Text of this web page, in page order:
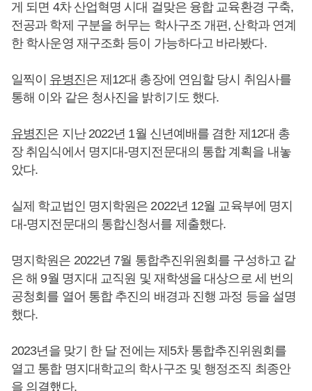
게 되면 4차 산업혁명 시대 걸맞은 융합 교육환경 구축,
전공과 학제 구분을 허무는 학사구조 개편, 산학과 연계
한 학사운영 재구조화 등이 가능하다고 바라봤다.
일찍이 유병진은 제12대 총장에 연임할 당시 취임사를
통해 이와 같은 청사진을 밝히기도 했다.
유병진은 지난 2022년 1월 신년예배를 겸한 제12대 총
장 취임식에서 명지대-명지전문대의 통합 계획을 내놓
았다.
실제 학교법인 명지학원은 2022년 12월 교육부에 명지
대-명지전문대의 통합신청서를 제출했다.
명지학원은 2022년 7월 통합추진위원회를 구성하고 같
은 해 9월 명지대 교직원 및 재학생을 대상으로 세 번의
공청회를 열어 통합 추진의 배경과 진행 과정 등을 설명
했다.
2023년을 맞기 한 달 전에는 제5차 통합추진위원회를
열고 통합 명지대학교의 학사구조 및 행정조직 최종안
을 의결했다.